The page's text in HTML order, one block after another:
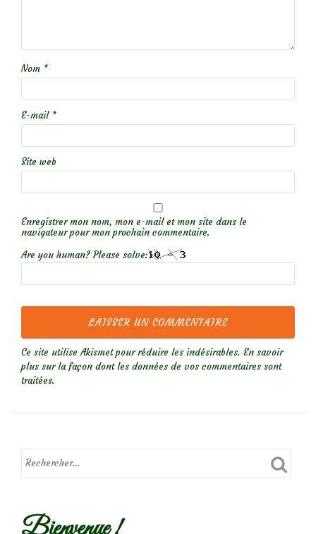
Nom *
E-mail *
Site web
Enregistrer mon nom, mon e-mail et mon site dans le
navigateur pour mon prochain commentaire.
Are you human? Please solve:
Ce site utilise Akismet pour réduire les indésirables. En savoir
plus sur la façon dont les données de vos commentaires sont
traitées.